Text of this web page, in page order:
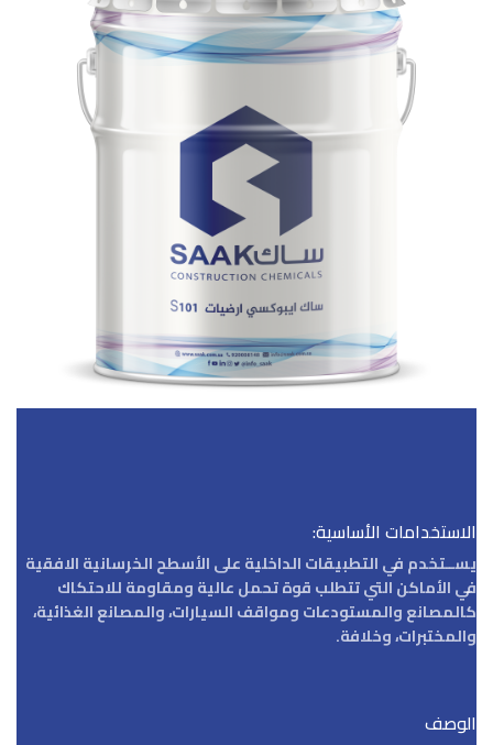
الاستخدامات الأساسية:
يســتخدم في التطبيقات الداخلية على الأسطح الخرسانية الافقية
في الأماكن التي تتطلب قوة تحمل عالية ومقاومة للاحتكاك
كالمصانع والمستودعات ومواقف السيارات، والمصانع الغذائية،
والمختبرات، وخلافة.
الوصف